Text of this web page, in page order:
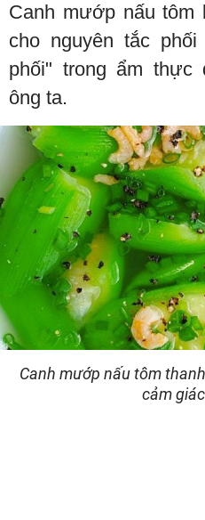
Canh mướp nấu tôm
cho nguyên tắc
phối" trong ẩm thực
ông ta.
Canh mướp nấu tôm
cảm